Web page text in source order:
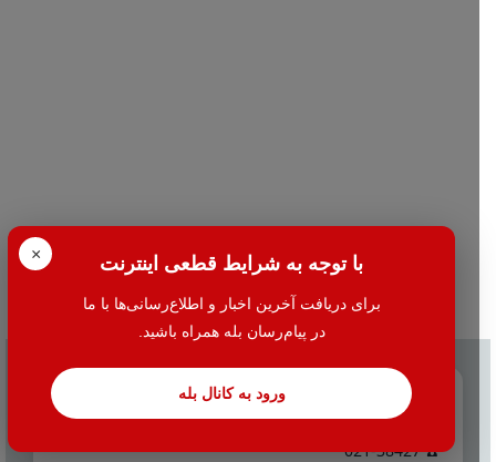
× با توجه به شرایط قطعی اینترنت
برای دریافت آخرین اخبار و اطلاع‌رسانی‌ها با ما
در پیام‌رسان بله همراه باشید.
ورود به کانال بله تماس با ما
☎️ 021-38427